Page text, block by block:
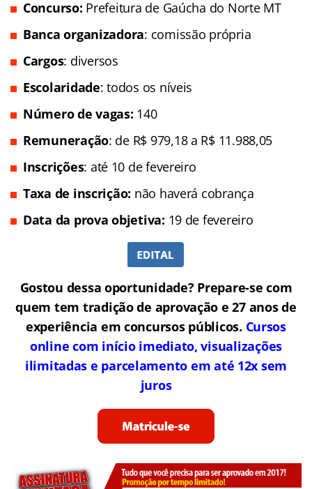
Concurso: Prefeitura de Gaúcha do Norte MT
Banca organizadora: comissão própria
Cargos: diversos
Escolaridade: todos os níveis
Número de vagas: 140
Remuneração: de R$ 979,18 a R$ 11.988,05
Inscrições: até 10 de fevereiro
Taxa de inscrição: não haverá cobrança
Data da prova objetiva: 19 de fevereiro
Gostou dessa oportunidade? Prepare-se com
quem tem tradição de aprovação e 27 anos de
experiência em concursos públicos. Cursos
online com início imediato, visualizações
ilimitadas e parcelamento em até 12x sem
juros